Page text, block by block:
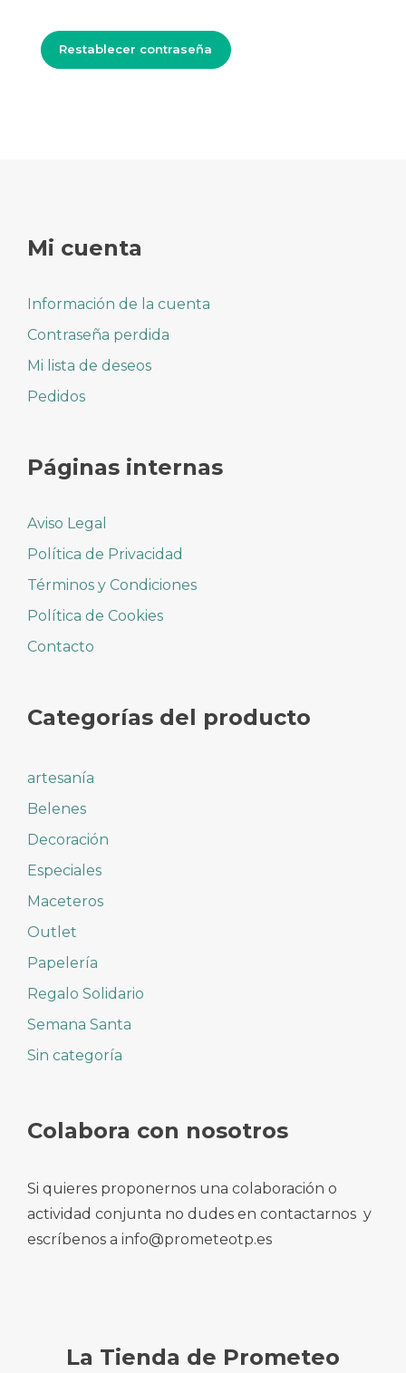
Restablecer contraseña
Mi cuenta
Información de la cuenta
Contraseña perdida
Mi lista de deseos
Pedidos
Páginas internas
Aviso Legal
Política de Privacidad
Términos y Condiciones
Política de Cookies
Contacto
Categorías del producto
artesanía
Belenes
Decoración
Especiales
Maceteros
Outlet
Papelería
Regalo Solidario
Semana Santa
Sin categoría
Colabora con nosotros
Si quieres proponernos una colaboración o
actividad conjunta no dudes en contactarnos y
escríbenos a info@prometeotp.es
La Tienda de Prometeo